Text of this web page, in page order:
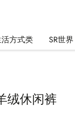
方式类 SR世界
绒休闲裤